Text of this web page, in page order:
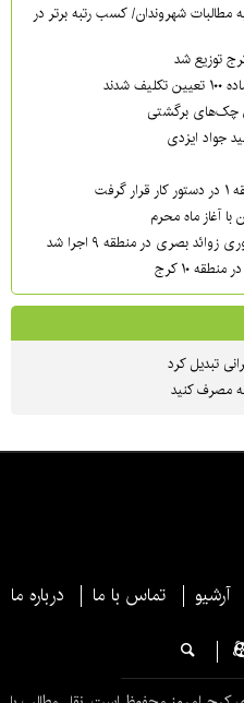
به مطالبات شهروندان/ کسب رتبه برتر در
آغاز ماه محرم
بصری در منطقه ۹ اجرا شد
۱۰ کرج
تبدیل کرد
مصرف کنید
آرشیو تماس با ما درباره ما